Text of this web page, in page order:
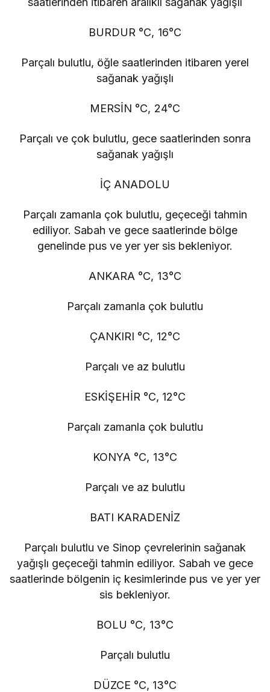
BURDUR °C, 16°C
Parçalı bulutlu, öğle saatlerinden itibaren yerel
sağanak yağışlı
MERSİN °C, 24°C
Parçalı ve çok bulutlu, gece saatlerinden sonra
sağanak yağışlı
İÇ ANADOLU
Parçalı zamanla çok bulutlu, geçeceği tahmin
ediliyor. Sabah ve gece saatlerinde bölge
genelinde pus ve yer yer sis bekleniyor.
ANKARA °C, 13°C
Parçalı zamanla çok bulutlu
ÇANKIRI °C, 12°C
Parçalı ve az bulutlu
ESKİŞEHİR °C, 12°C
Parçalı zamanla çok bulutlu
KONYA °C, 13°C
Parçalı ve az bulutlu
BATI KARADENİZ
Parçalı bulutlu ve Sinop çevrelerinin sağanak
yağışlı geçeceği tahmin ediliyor. Sabah ve gece
saatlerinde bölgenin iç kesimlerinde pus ve yer yer
sis bekleniyor.
BOLU °C, 13°C
Parçalı bulutlu
DÜZCE °C, 13°C